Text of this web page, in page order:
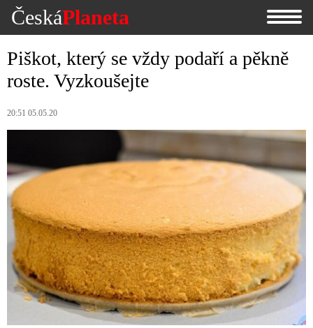
ČeskáPlaneta
Piškot, který se vždy podaří a pěkně
roste. Vyzkoušejte
20:51 05.05.20